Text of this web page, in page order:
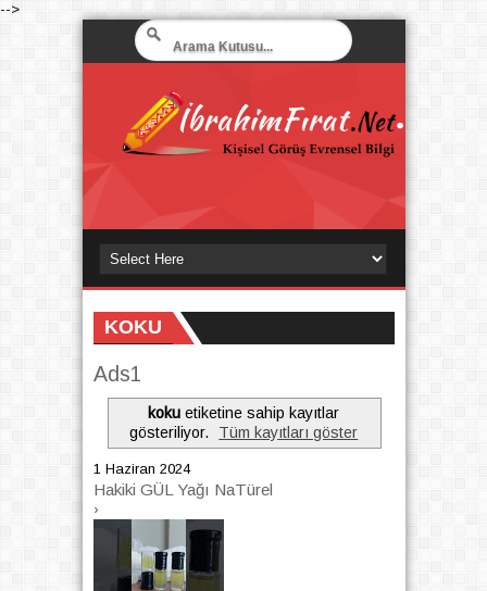
-->
KOKU
Ads1
kokuetiketine sahip kayıtlar
gösteriliyor.
Tüm kayıtları göster
1 Haziran 2024
Hakiki GÜL Yağı NaTürel
›